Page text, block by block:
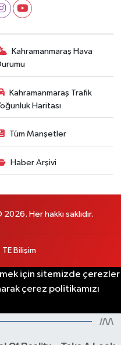
Kahramanmaraş Hava
Kahramanmaraş Trafik
Haritası
Tüm Manşetler
Haber Arşivi
Her hakkı saklıdır.
TE Bilişim
için sitemizde çerezler
çerez politikamızı